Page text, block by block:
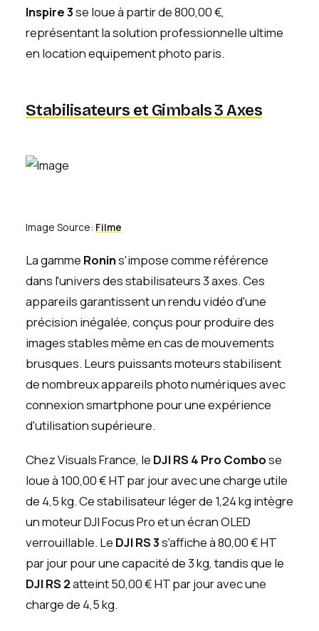
Inspire 3se loue à partir de 800,00 €,
représentant la solution professionnelle ultime
en location equipement photo paris.
Stabilisateurs et Gimbals 3 Axes
Image Source: Filme
La gamme Ronins'impose comme référence
dans l'univers des stabilisateurs 3 axes. Ces
appareils garantissent un rendu vidéo d'une
précision inégalée, conçus pour produire des
images stables même en cas de mouvements
brusques. Leurs puissants moteurs stabilisent
de nombreux appareils photo numériques avec
connexion smartphone pour une expérience
d'utilisation supérieure.
Chez Visuals France, le DJI RS 4 Pro Combose
loue à 100,00 € HT par jour avec une charge utile
de 4,5 kg. Ce stabilisateur léger de 1,24 kg intègre
un moteur DJI Focus Pro et un écran OLED
verrouillable. Le DJI RS 3s'affiche à 80,00 € HT
par jour pour une capacité de 3 kg, tandis que le
DJI RS 2atteint 50,00 € HT par jour avec une
charge de 4,5 kg.